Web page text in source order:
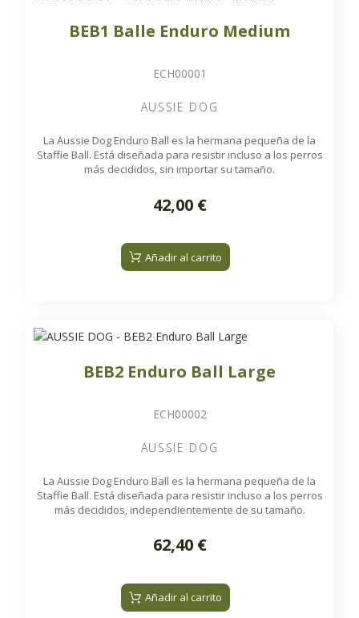
BEB1 Balle Enduro Medium
ECH00001
AUSSIE DOG
La Aussie Dog Enduro Ball es la hermana pequeña de la
Staffie Ball. Está diseñada para resistir incluso a los perros
más decididos, sin importar su tamaño.
42,00 €
Añadir al carrito
BEB2 Enduro Ball Large
ECH00002
AUSSIE DOG
La Aussie Dog Enduro Ball es la hermana pequeña de la
Staffie Ball. Está diseñada para resistir incluso a los perros
más decididos, independientemente de su tamaño.
62,40 €
Añadir al carrito